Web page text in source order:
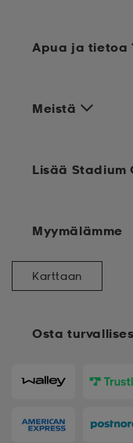
Apua ja tietoa
Meistä
Osta
Lisää Stadium
Myymälämme
Karttaan